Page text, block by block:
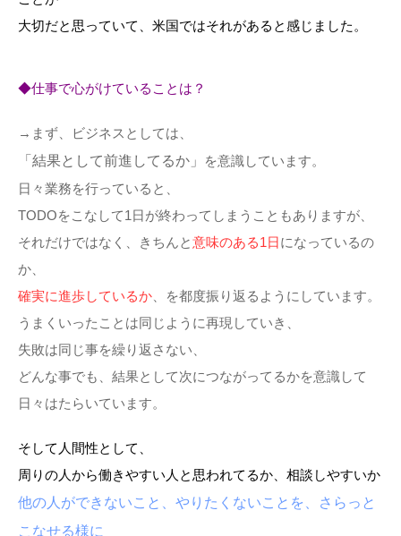
大切だと思っていて、米国ではそれがあると感じました。
◆仕事で心がけていることは？
→まず、ビジネスとしては、
「結果として前進してるか」
を意識しています。
日々業務を行っていると、
TODOをこなして1日が終わってしまうこともありますが、
それだけではなく、きちんと意味のある1日になっているの
か、
確実に進歩しているか 、を都度振り返るようにしています。
うまくいったことは同じように再現していき、
失敗は同じ事を繰り返さない、
どんな事でも、結果として次につながってるかを意識して
日々はたらいています。
そして人間性として、
周りの人から働きやすい人と思われてるか、相談しやすいか
他の人ができないこと、やりたくないことを、さらっと
こなせる様に